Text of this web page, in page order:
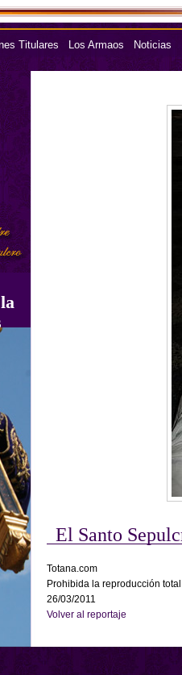
Titulares Los Armaos Noticias
El Santo
Totana.com
Prohibida la reproducción
26/03/2011
Volver al reportaje